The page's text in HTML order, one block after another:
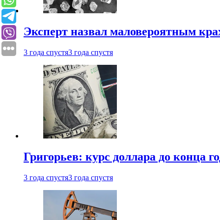
Эксперт назвал маловероятным
3 года спустя3 года спустя
Григорьев: курс доллара до конца
3 года спустя3 года спустя